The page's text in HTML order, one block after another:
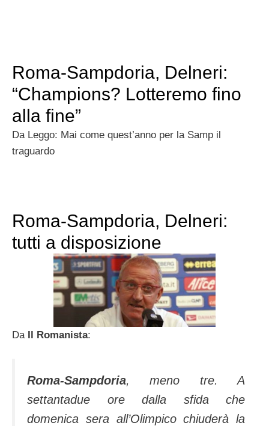
Roma-Sampdoria, Delneri:
“Champions? Lotteremo fino
alla fine”
Da Leggo: Mai come quest’anno per la Samp il
traguardo
Roma-Sampdoria, Delneri:
tutti a disposizione
Da Il Romanista:
Roma-Sampdoria, meno tre. A
settantadue ore dalla sfida che
domenica sera all’Olimpico chiuderà la